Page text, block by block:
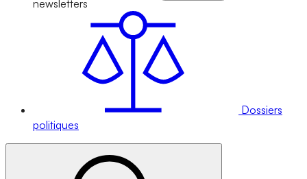
newsletters
Dossiers
politiques